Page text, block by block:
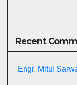
Recent
Engr. Mitul